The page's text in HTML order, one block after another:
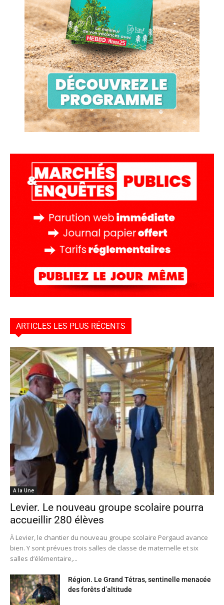
ARTICLES LES PLUS RÉCENTS
A la Une
Levier. Le nouveau groupe scolaire pourra
accueillir 280 élèves
À Levier, le chantier du nouveau groupe scolaire Pergaud avance
bien. Y sont prévues trois salles de classe de maternelle et six
salles d’élémentaire,...
Région. Le Grand Tétras, sentinelle menacée
des forêts d’altitude